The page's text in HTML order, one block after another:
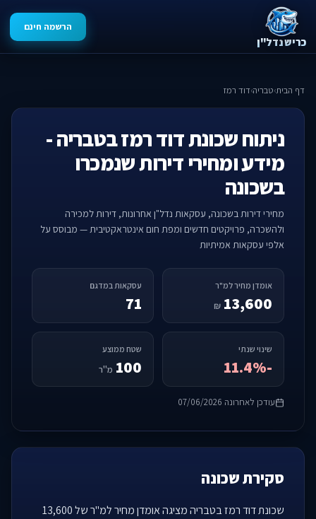
כריש נדל"ן
הרשמה חינם
דף הבית›טבריה›דוד רמז
ניתוח שכונת דוד רמז בטבריה -
מידע ומחירי דירות שנמכרו
בשכונה
מחירי דירות בשכונה, עסקאות נדל"ן אחרונות, דירות למכירה
ולהשכרה, פרויקטים חדשים ומפת חום אינטראקטיבית — מבוסס על
אלפי עסקאות אמיתיות
אומדן מחיר למ"ר
13,600
₪
עסקאות במדגם
71
שינוי שנתי
-11.4%
שטח ממוצע
100 מ"ר
עודכן לאחרונה 07/06/2026
סקירת שכונה
שכונת דוד רמז בטבריה מציגה אומדן מחיר למ"ר של 13,600